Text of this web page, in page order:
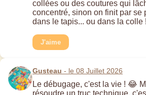
collées ou des coutures qui
concentré, sinon on finit par se
dans le tapis... ou dans la colle
J'aime
Gusteau - le 08 Juillet 2026
Le débugage, c'est la vie ! 😂